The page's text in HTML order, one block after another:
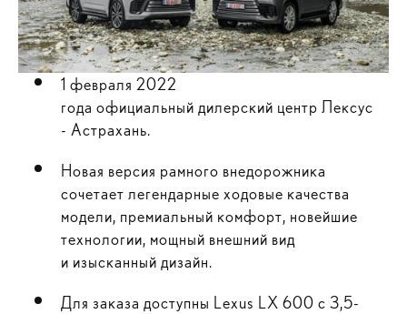
1 февраля 2022
года официальный дилерский центр Лексус
- Астрахань.
Новая версия рамного внедорожника
сочетает легендарные ходовые качества
модели, премиальный комфорт, новейшие
технологии, мощный внешний вид
и изысканный дизайн.
Для заказа доступны Lexus LX 600 с 3,5-